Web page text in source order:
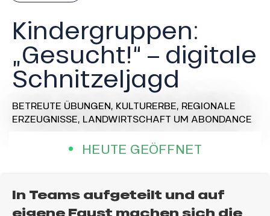
Kindergruppen:
„Gesucht!“ – digitale
Schnitzeljagd
BETREUTE ÜBUNGEN, KULTURERBE, REGIONALE
ERZEUGNISSE, LANDWIRTSCHAFT UM ABONDANCE
HEUTE GEÖFFNET
In Teams aufgeteilt und auf